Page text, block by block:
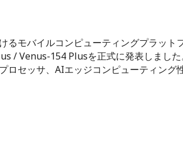
るモバイルコンピューティングプラッ
/ Venus-154 Plusを正式に発表しまし
セッサ、AIエッジコンピューティング